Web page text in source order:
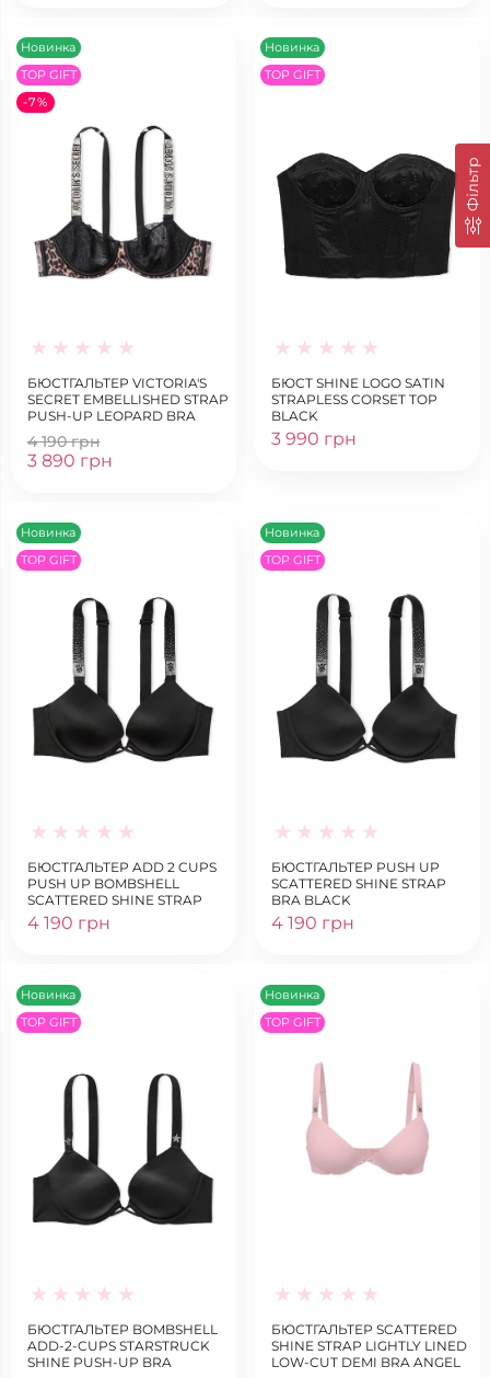
Фільтр
Новинка
TOP GIFT
-7%
БЮСТГАЛЬТЕР VICTORIA'S
SECRET EMBELLISHED STRAP
PUSH-UP LEOPARD BRA
4 190 грн
3 890 грн
Новинка
TOP GIFT
БЮСТ SHINE LOGO SATIN
STRAPLESS CORSET TOP
BLACK
3 990 грн
Новинка
TOP GIFT
БЮСТГАЛЬТЕР ADD 2 CUPS
PUSH UP BOMBSHELL
SCATTERED SHINE STRAP
BRA BLACK
4 190 грн
Новинка
TOP GIFT
БЮСТГАЛЬТЕР PUSH UP
SCATTERED SHINE STRAP
BRA BLACK
4 190 грн
Новинка
TOP GIFT
БЮСТГАЛЬТЕР BOMBSHELL
ADD-2-CUPS STARSTRUCK
SHINE PUSH-UP BRA
Новинка
TOP GIFT
БЮСТГАЛЬТЕР SCATTERED
SHINE STRAP LIGHTLY LINED
LOW-CUT DEMI BRA ANGEL